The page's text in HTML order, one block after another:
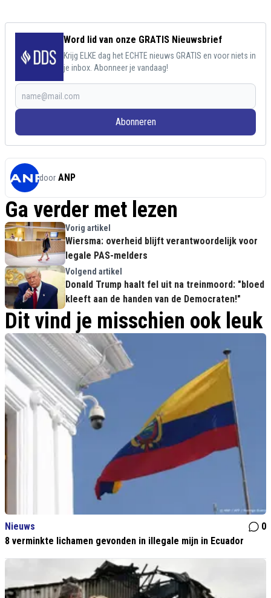
Word lid van onze GRATIS Nieuwsbrief
Krijg ELKE dag het ECHTE nieuws GRATIS en voor niets in
je inbox. Abonneer je vandaag!
Abonneren
door ANP
Ga verder met lezen
Vorig artikel
Wiersma: overheid blijft verantwoordelijk voor
legale PAS-melders
Volgend artikel
Donald Trump haalt fel uit na treinmoord: "bloed
kleeft aan de handen van de Democraten!"
Dit vind je misschien ook leuk
Nieuws
0
8 verminkte lichamen gevonden in illegale mijn in Ecuador